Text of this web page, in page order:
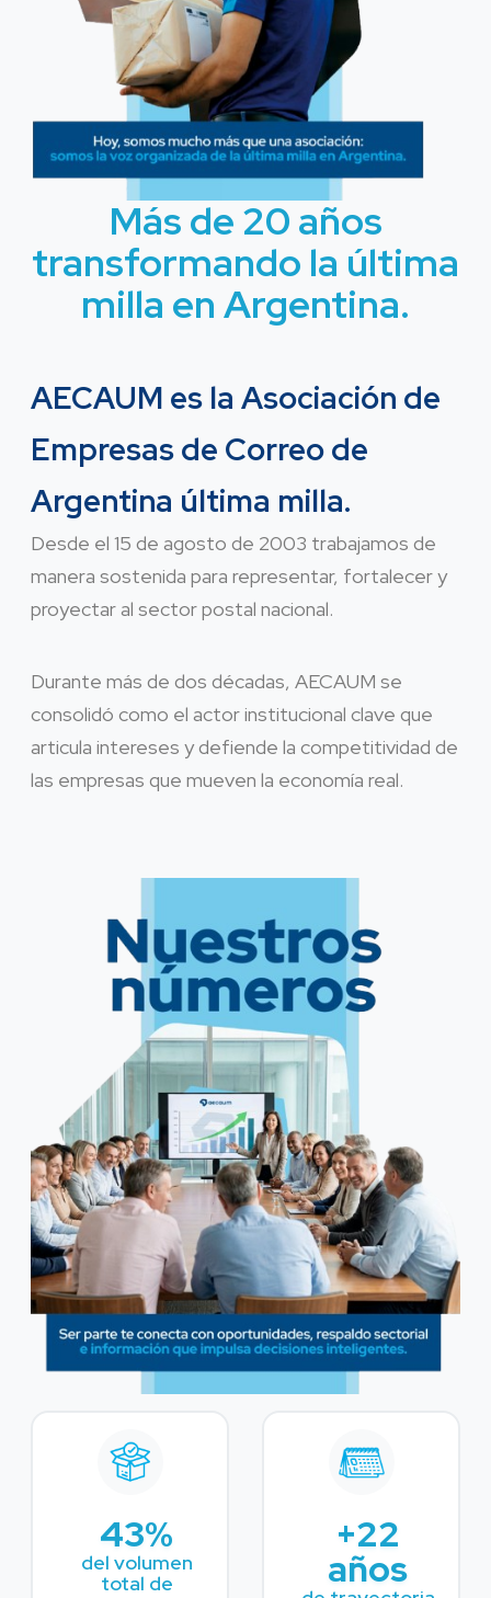
Más de 20 años
transformando la última
milla en Argentina.
AECAUM es la Asociación de
Empresas de Correo de
Argentina última milla.
Desde el 15 de agosto de 2003 trabajamos de
manera sostenida para representar, fortalecer y
proyectar al sector postal nacional.
Durante más de dos décadas, AECAUM se
consolidó como el actor institucional clave que
articula intereses y defiende la competitividad de
las empresas que mueven la economía real.
43%
del volumen
total de
+22
años